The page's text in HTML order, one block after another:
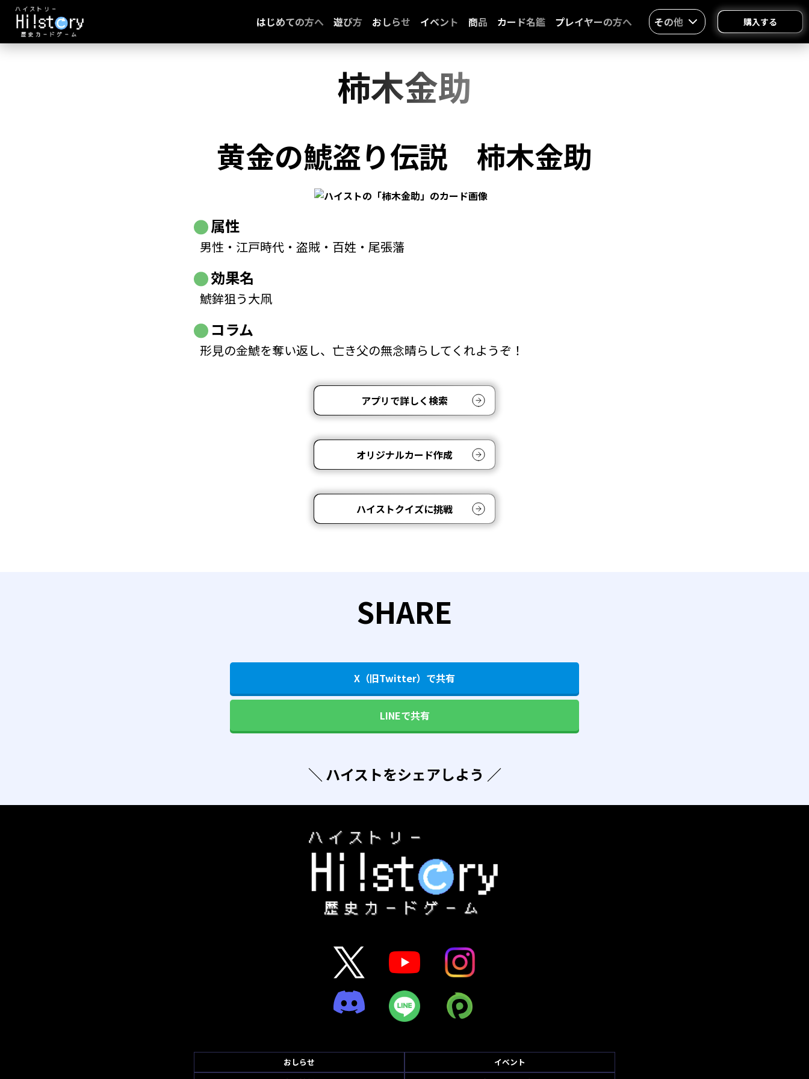
はじめての方へ 遊び方 おしらせ イベント 商品 カード名鑑 プレイヤーの方へ その他 購入する
柿木金助
黄金の鯱盗り伝説 柿木金助
属性
男性・江戸時代・盗賊・百姓・尾張藩
効果名
鯱鉾狙う大凧
コラム
形見の金鯱を奪い返し、亡き父の無念晴らしてくれようぞ！
アプリで詳しく検索
オリジナルカード作成
ハイストクイズに挑戦
SHARE
X（旧Twitter）で共有
LINEで共有
＼ ハイストをシェアしよう ／
おしらせ
イベント